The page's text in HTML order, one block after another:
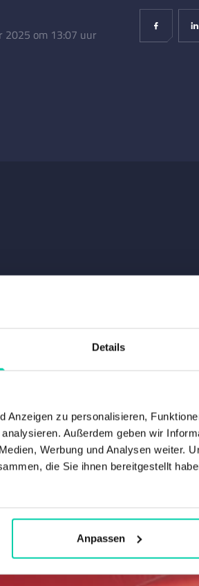
Details
Anzeigen zu personalisieren,
Außerdem geben wir
Werbung und Analysen weiter.
die Sie ihnen bereitgestellt
Anpassen
2025 om 13:07 uur